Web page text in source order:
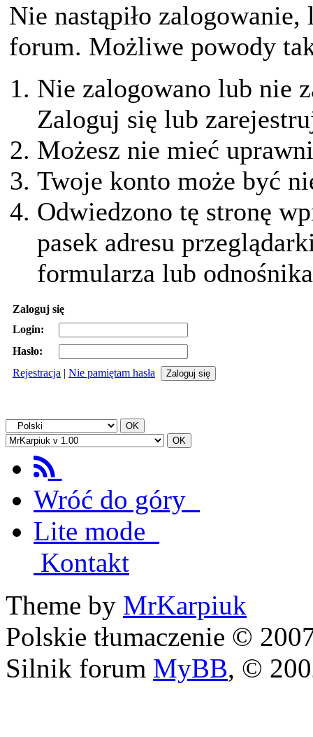
Nie nastąpiło
forum. Możliwe powody
Nie zalogowano lub nie
Zaloguj się lub
Możesz nie mieć
Twoje konto może być
Odwiedzono tę stronę
pasek adresu
formularza lub
Zaloguj się
Login:
Hasło:
Rejestracja | Nie pamiętam hasła
Wróć do góry
Lite mode
Kontakt
Theme by MrKarpiuk
Polskie tłumaczenie ©
Silnik forum MyBB, ©